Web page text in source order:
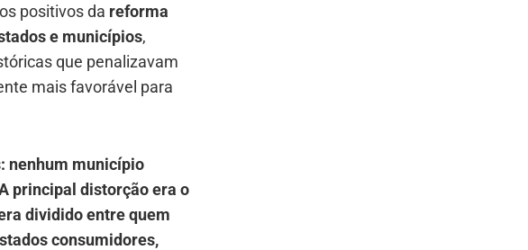
positivos da reforma
e municípios,
que penalizavam
mais favorável para
nenhum município
principal distorção era o
dividido entre quem
consumidores,